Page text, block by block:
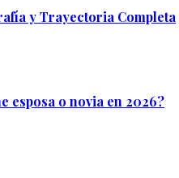
y Trayectoria Completa
esposa o novia en 2026?